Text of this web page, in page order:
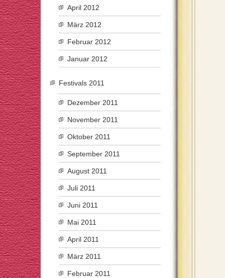
April 2012
März 2012
Februar 2012
Januar 2012
Festivals 2011
Dezember 2011
November 2011
Oktober 2011
September 2011
August 2011
Juli 2011
Juni 2011
Mai 2011
April 2011
März 2011
Februar 2011